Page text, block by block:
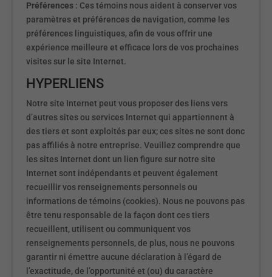
Préférences: Ces témoins nous aident à conserver vos
paramètres et préférences de navigation, comme les
préférences linguistiques, afin de vous offrir une
expérience meilleure et efficace lors de vos prochaines
visites sur le site Internet.
HYPERLIENS
Notre site Internet peut vous proposer des liens vers
d’autres sites ou services Internet qui appartiennent à
des tiers et sont exploités par eux; ces sites ne sont donc
pas affiliés à notre entreprise. Veuillez comprendre que
les sites Internet dont un lien figure sur notre site
Internet sont indépendants et peuvent également
recueillir vos renseignements personnels ou
informations de témoins (cookies). Nous ne pouvons pas
être tenu responsable de la façon dont ces tiers
recueillent, utilisent ou communiquent vos
renseignements personnels, de plus, nous ne pouvons
garantir ni émettre aucune déclaration à l’égard de
l’exactitude, de l’opportunité et (ou) du caractère